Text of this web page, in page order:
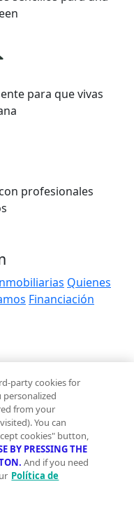
para que vivas
profesionales
Quienes
Financiación
party cookies for
from your
You can
cookies" button,
BY PRESSING THE
And if you need
Política de